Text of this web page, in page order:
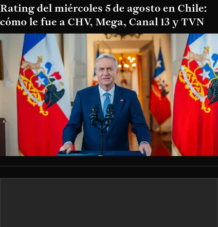
Rating del miércoles 5 de agosto en Chile:
cómo le fue a CHV, Mega, Canal 13 y TVN